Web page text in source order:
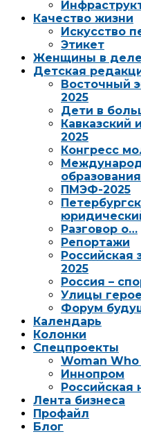
Качество жизни
Искусство
Этикет
Женщины в деле
Детская
Восточный
2025
Дети в
Кавказский
2025
Конгресс
ПМЭФ-2025
Разговор о…
Репортажи
Российская
2025
Россия –
Улицы
Форум
Календарь
Колонки
Спецпроекты
Woman
Иннопром
Российская
Лента бизнеса
Профайл
Блог